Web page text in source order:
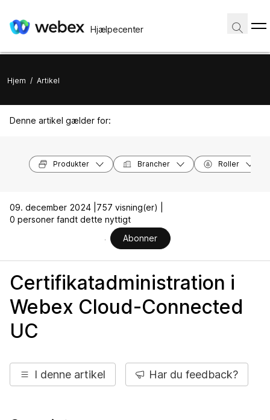
Hjælpecenter
Hjem / Artikel
Denne artikel gælder for:
Produkter Brancher Roller
09. december 2024 | 757 visning(er) |
0 personer fandt dette nyttigt
Abonner
Certifikatadministration i
Webex Cloud-Connected
UC
I denne artikel Har du feedback?